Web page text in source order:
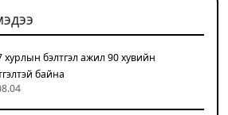
хурлын бэлтгэл ажил 90 хувийн
байна